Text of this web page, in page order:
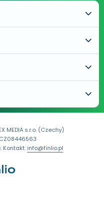
MEDIA s.r.o. (Czechy)
Kontakt:info@finlio.pl